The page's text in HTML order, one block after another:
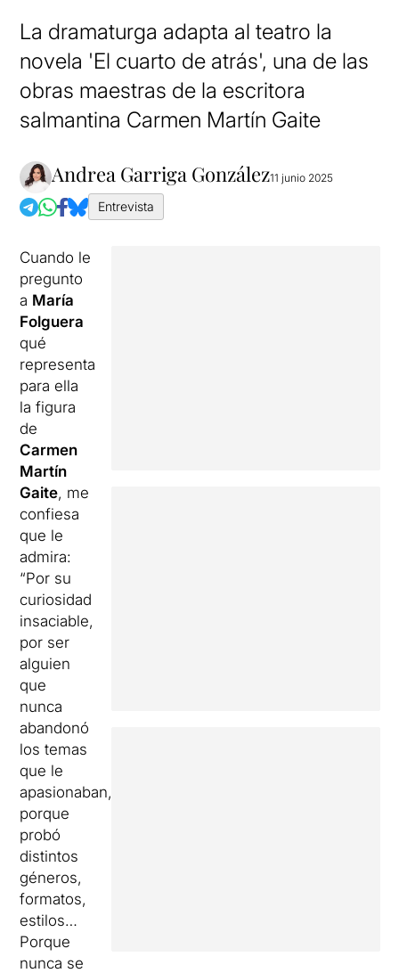
La dramaturga adapta al teatro la
novela 'El cuarto de atrás', una de las
obras maestras de la escritora
salmantina Carmen Martín Gaite
Andrea Garriga González11 junio 2025
Entrevista
Cuando le
pregunto
a María
Folguera
qué
representa
para ella
la figura
de
Carmen
Martín
Gaite, me
confiesa
que le
admira:
“Por su
curiosidad
insaciable,
por ser
alguien
que
nunca
abandonó
los temas
que le
apasionaban,
porque
probó
distintos
géneros,
formatos,
estilos…
Porque
nunca se